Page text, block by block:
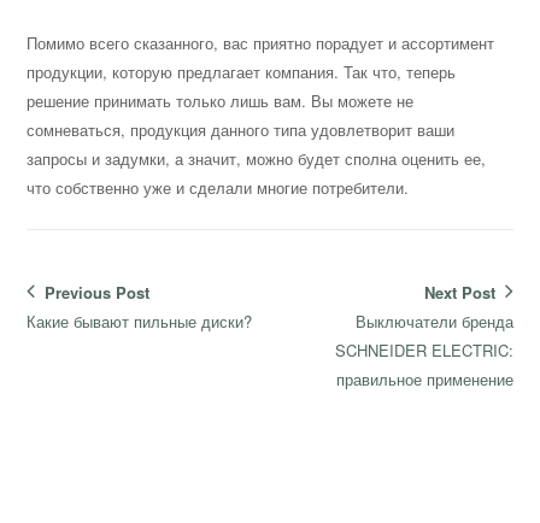
Помимо всего сказанного, вас приятно порадует и ассортимент
продукции, которую предлагает компания. Так что, теперь
решение принимать только лишь вам. Вы можете не
сомневаться, продукция данного типа удовлетворит ваши
запросы и задумки, а значит, можно будет сполна оценить ее,
что собственно уже и сделали многие потребители.
Навигация
по
Previous Post
Previous
Какие бывают пильные диски?
Next Post
Next
post:
Выключатели бренда
SCHNEIDER ELECTRIC:
правильное применение